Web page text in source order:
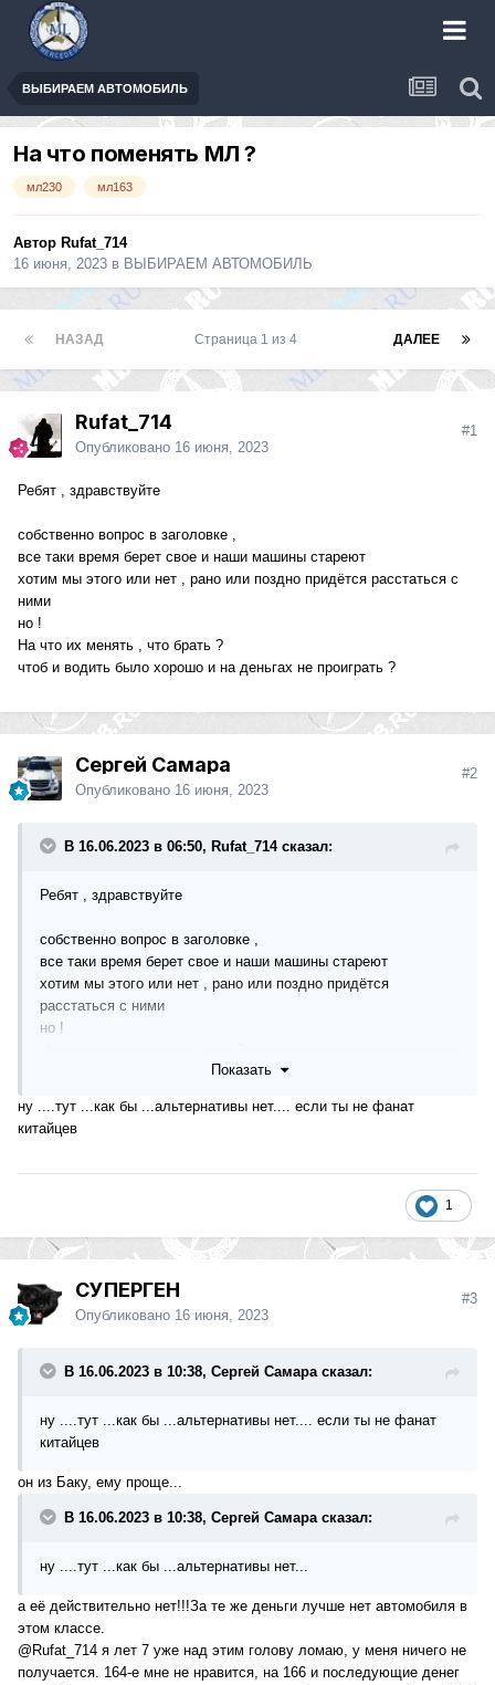
ВЫБИРАЕМ АВТОМОБИЛЬ
На что поменять МЛ ?
мл230 мл163
Автор Rufat_714
16 июня, 2023 в ВЫБИРАЕМ АВТОМОБИЛЬ
НАЗАД ДАЛЕЕ
Страница 1 из 4
Rufat_714
Опубликовано 16 июня, 2023
#1
Ребят , здравствуйте
собственно вопрос в заголовке ,
все таки время берет свое и наши машины стареют
хотим мы этого или нет , рано или поздно придётся расстаться с
ними
но !
На что их менять , что брать ?
чтоб и водить было хорошо и на деньгах не проиграть ?
Сергей Самара
Опубликовано 16 июня, 2023
#2
В 16.06.2023 в 06:50, Rufat_714 сказал:
Ребят , здравствуйте
собственно вопрос в заголовке ,
все таки время берет свое и наши машины стареют
хотим мы этого или нет , рано или поздно придётся
расстаться с ними
но !
чтоб и водить было хорошо и на деньгах не проиграть ?
Показать
ну ....тут ...как бы ...альтернативы нет.... если ты не фанат
китайцев
1
СУПЕРГЕН
Опубликовано 16 июня, 2023
#3
В 16.06.2023 в 10:38, Сергей Самара сказал:
ну ....тут ...как бы ...альтернативы нет.... если ты не фанат
китайцев
он из Баку, ему проще...
В 16.06.2023 в 10:38, Сергей Самара сказал:
ну ....тут ...как бы ...альтернативы нет...
а её действительно нет!!!За те же деньги лучше нет автомобиля в
этом классе.
@Rufat_714 я лет 7 уже над этим голову ломаю, у меня ничего не
получается. 164-е мне не нравится, на 166 и последующие денег